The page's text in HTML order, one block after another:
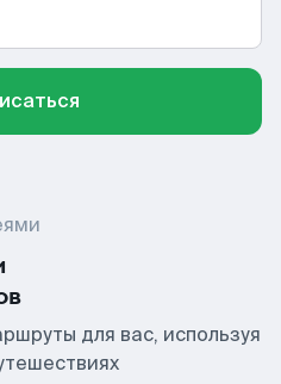
для вас, используя